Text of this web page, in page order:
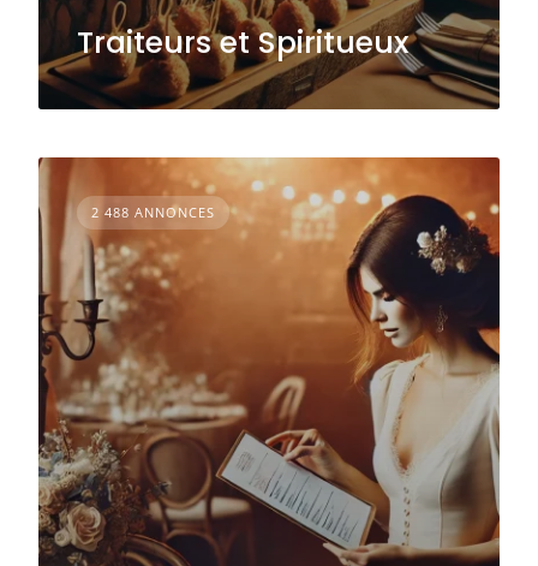
Traiteurs et Spiritueux
2 488 ANNONCES